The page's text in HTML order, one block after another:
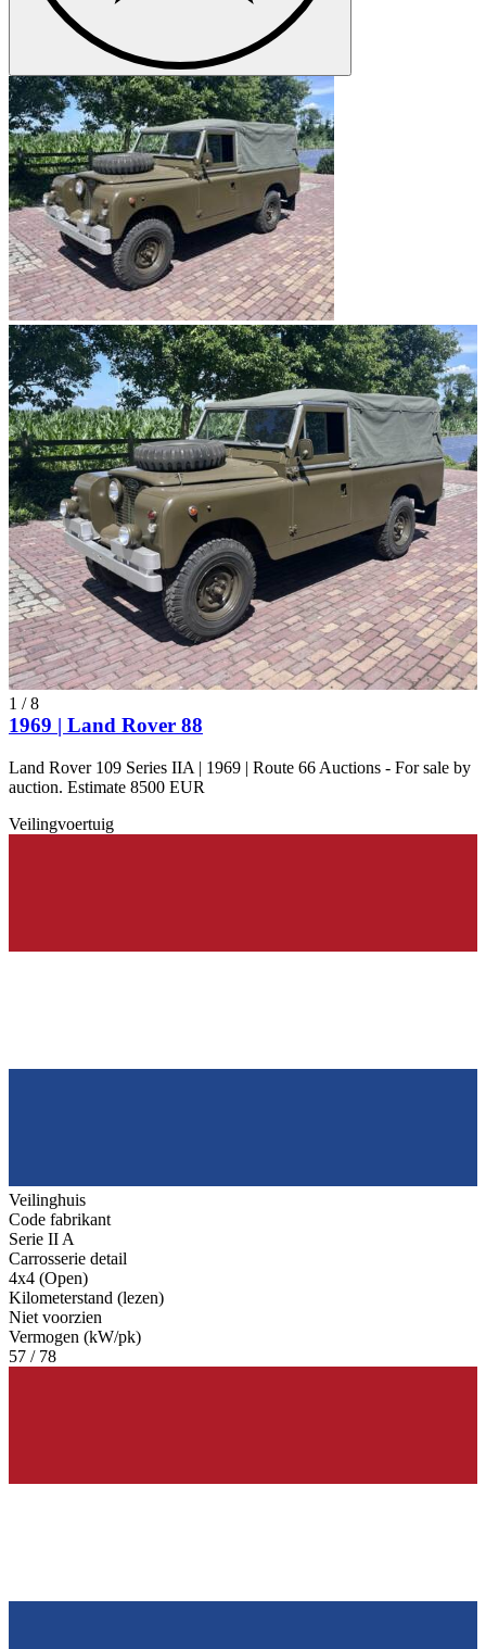
1 /8
1969 | Land Rover 88
Land Rover 109 Series IIA | 1969 | Route 66 Auctions - For sale by
auction. Estimate 8500 EUR
Veilingvoertuig
Veilinghuis
Code fabrikant
Serie II A
Carrosserie detail
4x4 (Open)
Kilometerstand (lezen)
Niet voorzien
Vermogen (kW/pk)
57 / 78